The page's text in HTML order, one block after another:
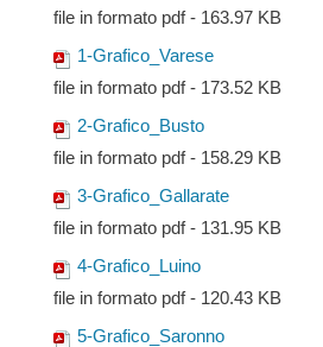
file in formato pdf - 163.97 KB
1-Grafico_Varese
file in formato pdf - 173.52 KB
2-Grafico_Busto
file in formato pdf - 158.29 KB
3-Grafico_Gallarate
file in formato pdf - 131.95 KB
4-Grafico_Luino
file in formato pdf - 120.43 KB
5-Grafico_Saronno